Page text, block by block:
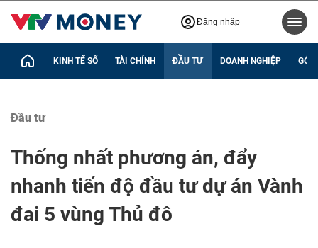
Đăng nhập
KINH TẾ SỐ TÀI CHÍNH ĐẦU TƯ DOANH NGHIỆP GÓC
Đầu tư
Thống nhất phương án, đẩy
nhanh tiến độ đầu tư dự án Vành
đai 5 vùng Thủ đô